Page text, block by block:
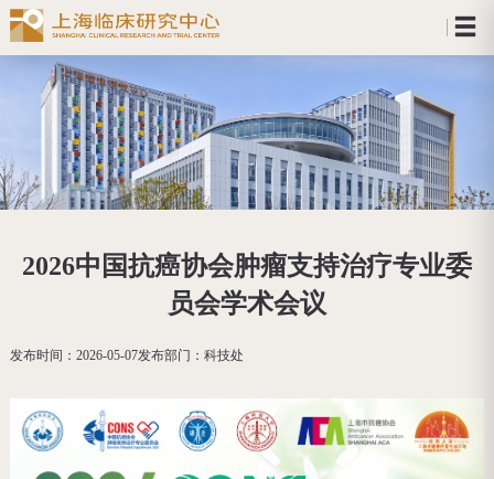
2026中国抗癌协会肿瘤支持治疗专业委
员会学术会议
发布时间： 2026-05-07发布部门： 科技处